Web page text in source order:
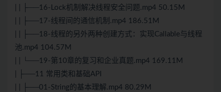
| | ├──16-Lock机制解决线程安全问题.mp4 50.15M
| | ├──17-线程间的通信机制.mp4 186.51M
| | ├──18-线程的另外两种创建方式：实现Callable与线程
池.mp4 104.57M
| | └──19-第10章的复习和企业真题.mp4 169.11M
| ├──11 常用类和基础API
| | ├──01-String的基本理解.mp4 80.29M